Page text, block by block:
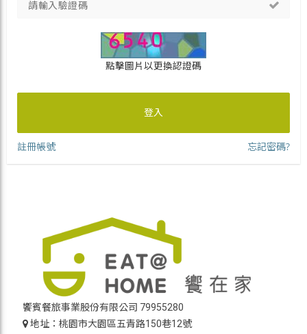
點擊圖片以更換認證碼
登入
註冊帳號 忘記密碼?
饗賓餐旅事業股份有限公司 79955280
地址：桃園市大園區五青路150巷12號